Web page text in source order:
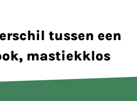
tussen een
mastiekklos